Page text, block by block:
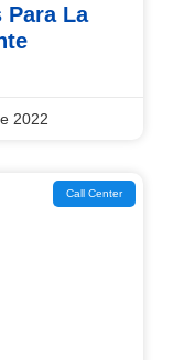
Para La
2022
Call Center